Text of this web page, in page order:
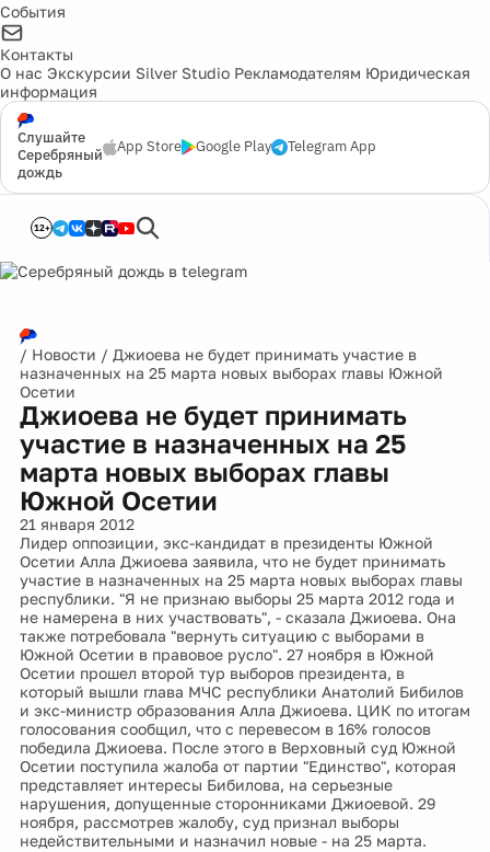
События
Контакты
О нас Экскурсии Silver Studio Рекламодателям Юридическая
информация
Слушайте
Серебряный
дождь
App Store Google Play Telegram App
12+
/ Новости / Джиоева не будет принимать участие в
назначенных на 25 марта новых выборах главы Южной
Осетии
Джиоева не будет принимать
участие в назначенных на 25
марта новых выборах главы
Южной Осетии
21 января 2012
Лидер оппозиции, экс-кандидат в президенты Южной
Осетии Алла Джиоева заявила, что не будет принимать
участие в назначенных на 25 марта новых выборах главы
республики. "Я не признаю выборы 25 марта 2012 года и
не намерена в них участвовать", - сказала Джиоева. Она
также потребовала "вернуть ситуацию с выборами в
Южной Осетии в правовое русло". 27 ноября в Южной
Осетии прошел второй тур выборов президента, в
который вышли глава МЧС республики Анатолий Бибилов
и экс-министр образования Алла Джиоева. ЦИК по итогам
голосования сообщил, что с перевесом в 16% голосов
победила Джиоева. После этого в Верховный суд Южной
Осетии поступила жалоба от партии "Единство", которая
представляет интересы Бибилова, на серьезные
нарушения, допущенные сторонниками Джиоевой. 29
ноября, рассмотрев жалобу, суд признал выборы
недействительными и назначил новые - на 25 марта.